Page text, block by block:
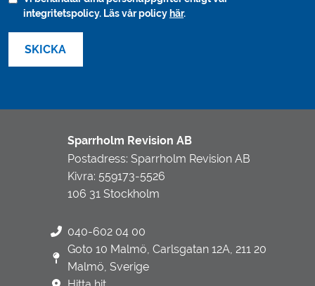
integritetspolicy. Läs vår policy här.
Sparrholm Revision AB
Postadress: Sparrholm Revision AB
Kivra: 559173-5526
106 31 Stockholm
040-602 04 00
Goto 10 Malmö, Carlsgatan 12A, 211 20
Malmö, Sverige